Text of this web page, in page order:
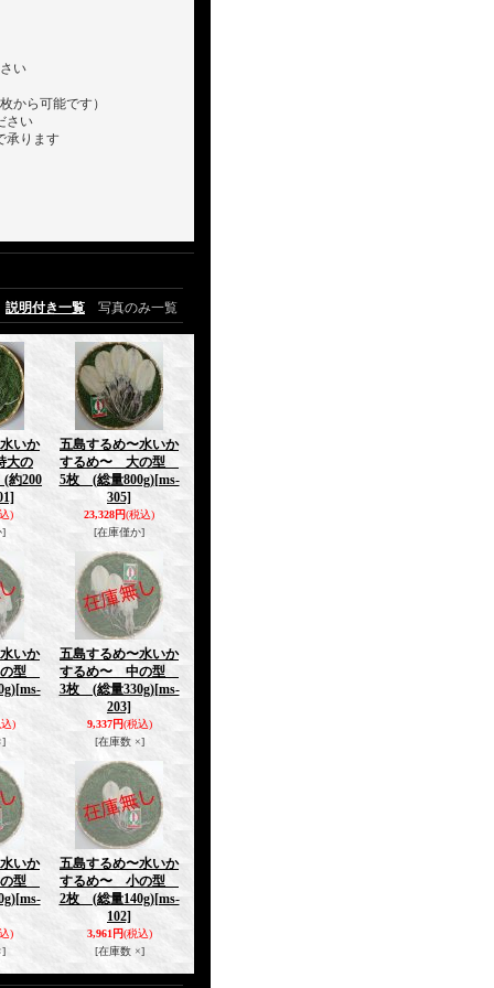
い
から可能です）
さい
承ります
説明付き一覧 写真のみ一覧
いか
大の
200
)
]
五島するめ〜水いか
するめ〜 大の型
5枚 (総量800g)[ms-
305]
23,328円(税込)
[在庫僅か]
いか
型
[ms-
)
五島するめ〜水いか
するめ〜 中の型
3枚 (総量330g)[ms-
203]
9,337円(税込)
[在庫数 ×]
いか
型
[ms-
)
五島するめ〜水いか
するめ〜 小の型
2枚 (総量140g)[ms-
102]
3,961円(税込)
[在庫数 ×]